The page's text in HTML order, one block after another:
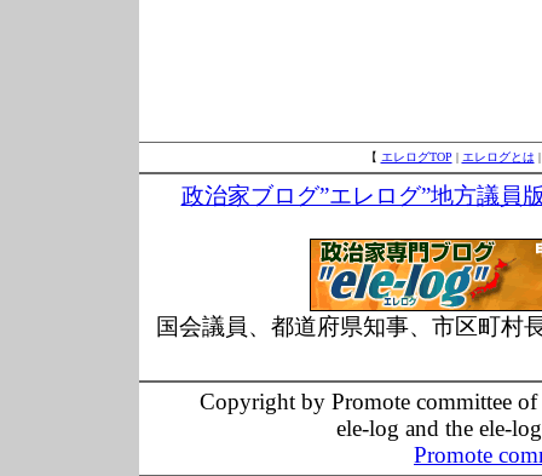
【 エレログTOP | エレログとは
政治家ブログ”エレログ”地方議員
国会議員、都道府県知事、市区町村
Copyright by Promote committee
ele-log and the ele-
Promote